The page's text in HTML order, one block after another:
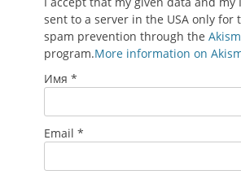
sent to a server in the USA only for
spam prevention through the
program.More information on
Имя *
Email *